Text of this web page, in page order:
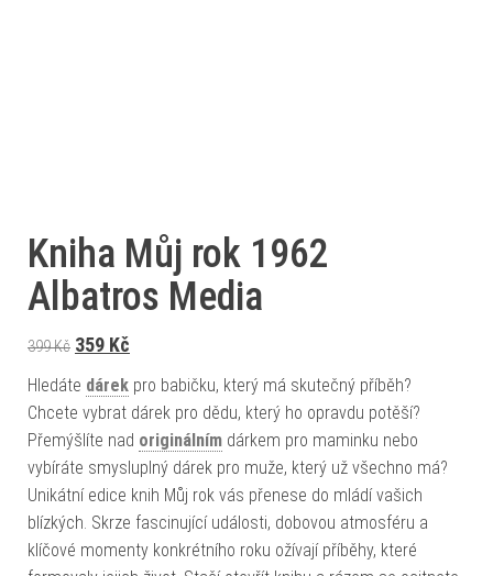
Kniha Můj rok 1962
Albatros Media
399Kč Původní cena byla: 399 Kč.
359 Kč
Hledáte dárek pro babičku, který má skutečný příběh?
Chcete vybrat dárek pro dědu, který ho opravdu potěší?
Přemýšlíte nad originálním dárkem pro maminku nebo
vybíráte smysluplný dárek pro muže, který už všechno má?
Unikátní edice knih Můj rok vás přenese do mládí vašich
blízkých. Skrze fascinující události, dobovou atmosféru a
klíčové momenty konkrétního roku ožívají příběhy, které